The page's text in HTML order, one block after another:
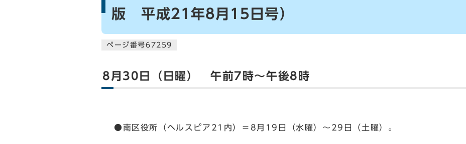
版 平成21年8月15日号）
ページ番号67259
8月30日（日曜） 午前7時～午後8時
●南区役所（ヘルスピア21内）＝8月19日（水曜）～29日（土曜）。